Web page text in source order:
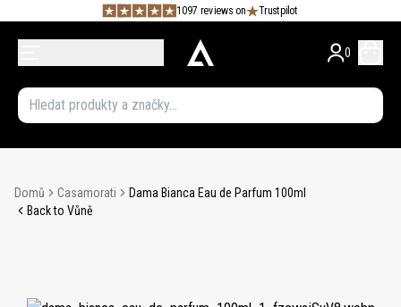
1097 reviews on Trustpilot
0
Domů Casamorati
Dama Bianca Eau de Parfum 100ml
Back to Vůně